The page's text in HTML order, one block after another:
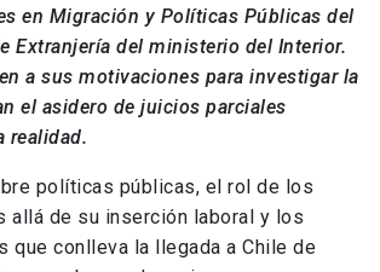
en Migración y Políticas Públicas del
Extranjería del ministerio del Interior.
a sus motivaciones para investigar la
el asidero de juicios parciales
realidad.
políticas públicas, el rol de los
allá de su inserción laboral y los
que conlleva la llegada a Chile de